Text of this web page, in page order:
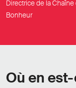
Directrice de la Chaîne
Bonheur
Où en